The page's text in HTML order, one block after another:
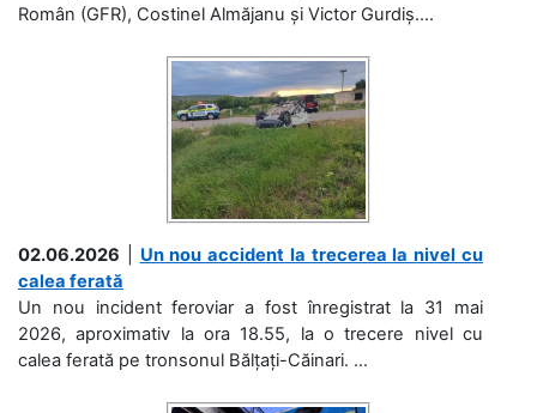
Român (GFR), Costinel Almăjanu și Victor Gurdiș....
02.06.2026
Un nou accident la trecerea la nivel cu
calea ferată
Un nou incident feroviar a fost înregistrat la 31 mai
2026, aproximativ la ora 18.55, la o trecere nivel cu
calea ferată pe tronsonul Bălțați-Căinari. ...